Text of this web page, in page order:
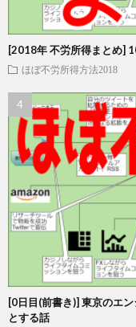
[2018年 不労所得まとめ]
ほぼ不労所得方法2018
[0日目(前書き)] 東京のエ
とする話